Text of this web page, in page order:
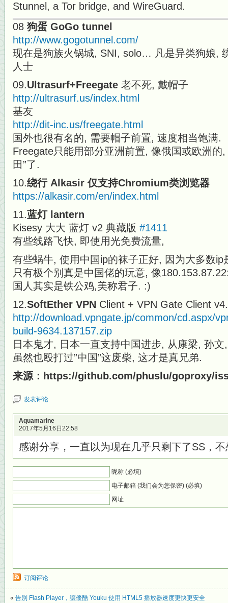
Stunnel, a Tor bridge, and WireGuard.
08 狗蛋 GoGo tunnel
http://www.gogotunnel.com/
现在是狗族火锅城, SNI, solo… 凡是异类狗娘,
人士
09.Ultrasurf+Freegate 老不死, 戴帽子
http://ultrasurf.us/index.html
基友
http://dit-inc.us/freegate.html
国外也很有名的, 需要帽子前置, 速度相当饱满.
Freegate只能用部分亚洲前置, 像俄国或欧洲的
田”了.
10.绕行 Alkasir 仅支持Chromium类浏览器
https://alkasir.com/en/index.html
11.蓝灯 lantern
Kisesy 大大 蓝灯 ​v2 典藏版 #1411
有些线路飞快, 即使用光免费流量,
有些蜗牛, 使用中国ip的袜子正好, 因为大多数ip
只有极个别真是中国佬的玩意, 像
国人其实是铁公鸡,美称君子. :)
12.SoftEther VPN Client + VPN Gate Client
http://download.vpngate.jp/common/cd.aspx/
build-9634.137157.zip
日本鬼才, 日本一直支持中国进步, 从康梁, 孙
虽然也殴打过”中国”这废柴, 这才是真兄弟.
来源：https://github.com/phuslu/goproxy/
发表评论
Aquamarine
2017年5月16日22:58
感谢分享，一直以为现在几乎只剩下了SS，
昵称 (必填)
电子邮箱 (我们会为您保密) (必填)
网址
订阅评论
« 告別 Flash Player，讓優酷 Youku 使用 HTML5 播放器速度更快更安全